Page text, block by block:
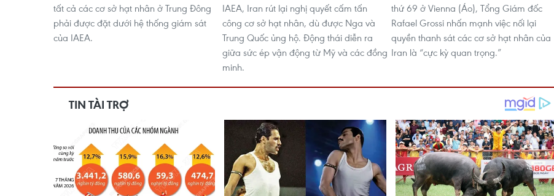
tất cả các cơ sở hạt nhân ở Trung Đông
phải được đặt dưới hệ thống giám sát
của IAEA.
IAEA, Iran rút lại nghị quyết cấm tấn
công cơ sở hạt nhân, dù được Nga và
Trung Quốc ủng hộ. Động thái diễn ra
giữa sức ép vận động từ Mỹ và các đồng
minh.
thứ 69 ở Vienna (Áo), Tổng Giám đốc
Rafael Grossi nhấn mạnh việc nối lại
quyền thanh sát các cơ sở hạt nhân của
Iran là “cực kỳ quan trọng.”